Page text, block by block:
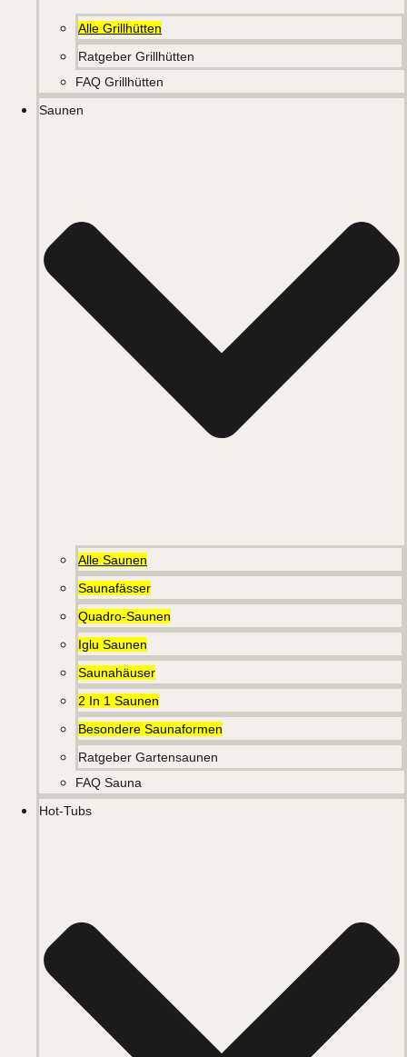
Alle Grillhütten
Ratgeber Grillhütten
FAQ Grillhütten
Saunen
Alle Saunen
Saunafässer
Quadro-Saunen
Iglu Saunen
Saunahäuser
2 In 1 Saunen
Besondere Saunaformen
Ratgeber Gartensaunen
FAQ Sauna
Hot-Tubs